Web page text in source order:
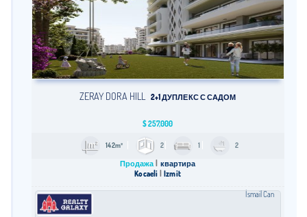
ZERAY DORA HILL 2+1 ДУПЛЕКС С САДОМ
$257,000
142m² 2 1 2
Продажа
квартира
Kocaeli
İzmit
İsmail Can